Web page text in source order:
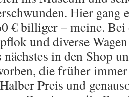
Hier gang
€ billiger – meine. Bei
und diverse
nächstes in den Shop
die früher
Preis und